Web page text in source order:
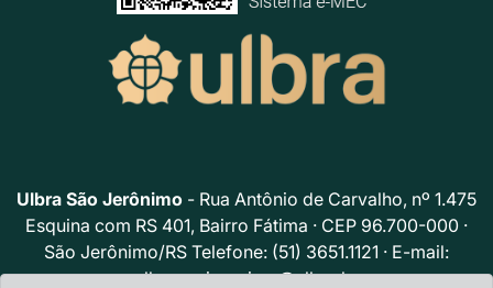
Ulbra São Jerônimo - Rua Antônio de Carvalho, nº 1.475
Esquina com RS 401, Bairro Fátima · CEP 96.700-000 ·
São Jerônimo/RS Telefone: (51) 3651.1121 · E-mail:
ulbrasaojeronimo@ulbra.br